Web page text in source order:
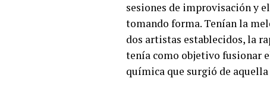
sesiones de improvisación y
tomando forma. Tenían la
dos artistas establecidos, la
tenía como objetivo fusionar
química que surgió de